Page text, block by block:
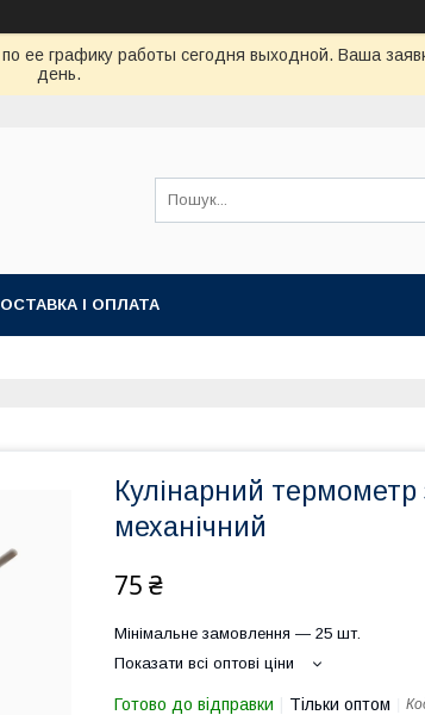
ее графику работы сегодня выходной. Ваша
день.
І ОПЛАТА
Кулінарний термометр
механічний
75 ₴
Мінімальне замовлення — 25 шт.
Показати всі оптові ціни
Готово до відправки Тільки оптом